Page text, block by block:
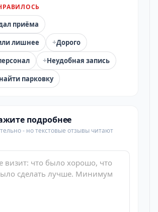
приёма
лишнее +Дорого
+Неудобная запись
парковку
подробнее
- но текстовые отзывы читают